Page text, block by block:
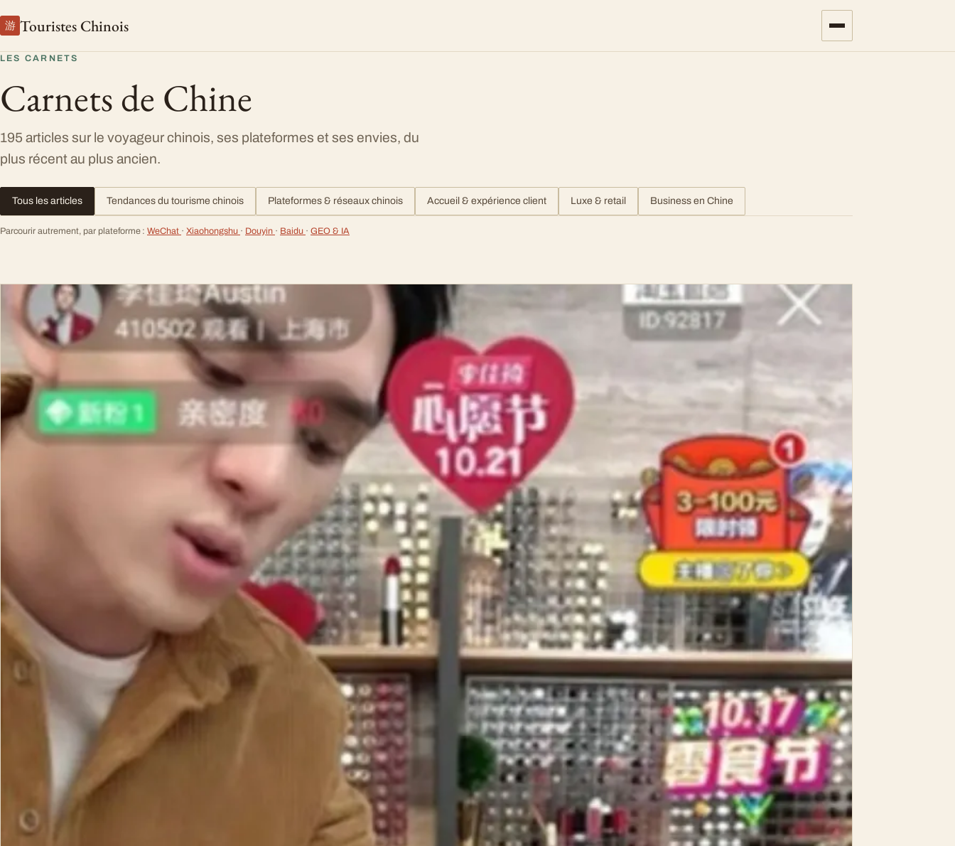
游 Touristes Chinois
LES CARNETS
Carnets de Chine
195 articles sur le voyageur chinois, ses plateformes et ses envies, du
plus récent au plus ancien.
Tous les articles Tendances du tourisme chinois Plateformes & réseaux chinois Accueil & expérience client Luxe & retail Business en Chine
Parcourir autrement, par plateforme : WeChat · Xiaohongshu · Douyin · Baidu · GEO & IA